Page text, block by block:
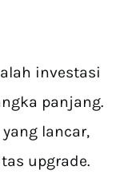
investasi
panjang.
lancar,
upgrade.